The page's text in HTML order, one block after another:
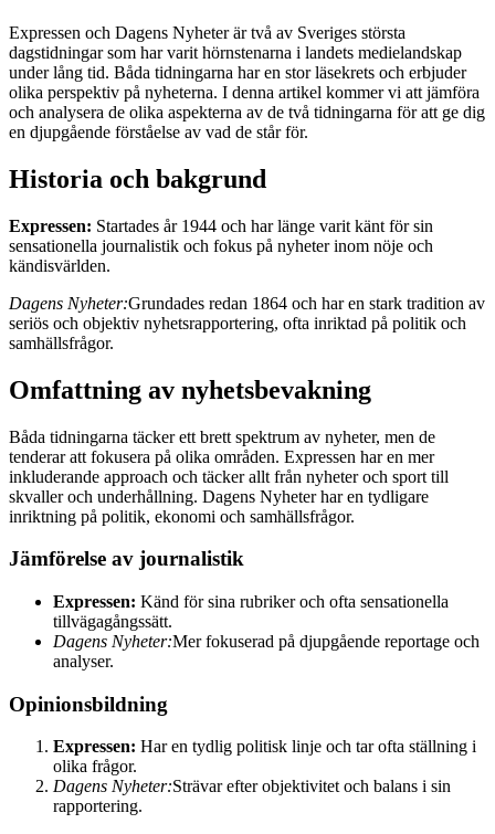
Expressen och Dagens Nyheter är två av Sveriges största
dagstidningar som har varit hörnstenarna i landets medielandskap
under lång tid. Båda tidningarna har en stor läsekrets och erbjuder
olika perspektiv på nyheterna. I denna artikel kommer vi att jämföra
och analysera de olika aspekterna av de två tidningarna för att ge dig
en djupgående förståelse av vad de står för.
Historia och bakgrund
Expressen: Startades år 1944 och har länge varit känt för sin
sensationella journalistik och fokus på nyheter inom nöje och
kändisvärlden.
Dagens Nyheter:Grundades redan 1864 och har en stark tradition av
seriös och objektiv nyhetsrapportering, ofta inriktad på politik och
samhällsfrågor.
Omfattning av nyhetsbevakning
Båda tidningarna täcker ett brett spektrum av nyheter, men de
tenderar att fokusera på olika områden. Expressen har en mer
inkluderande approach och täcker allt från nyheter och sport till
skvaller och underhållning. Dagens Nyheter har en tydligare
inriktning på politik, ekonomi och samhällsfrågor.
Jämförelse av journalistik
Expressen: Känd för sina rubriker och ofta sensationella
tillvägagångssätt.
Dagens Nyheter:Mer fokuserad på djupgående reportage och
analyser.
Opinionsbildning
Expressen: Har en tydlig politisk linje och tar ofta ställning i
olika frågor.
Dagens Nyheter:Strävar efter objektivitet och balans i sin
rapportering.